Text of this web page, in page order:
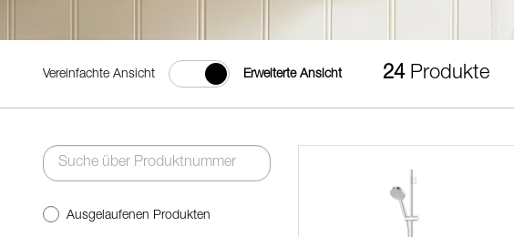
Vereinfachte Ansicht Erweiterte Ansicht 24 Produkte
Ausgelaufenen Produkten